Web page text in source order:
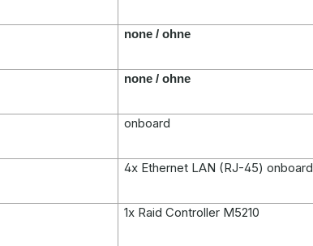
none / ohne
none / ohne
onboard
4x Ethernet LAN (RJ-45) onboard
1x Raid Controller M5210